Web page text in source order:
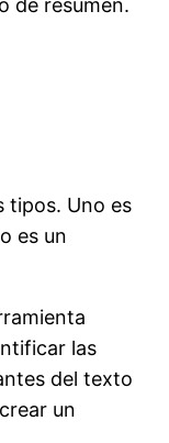
de resumen.
tipos. Uno es
es un
las
del texto
un